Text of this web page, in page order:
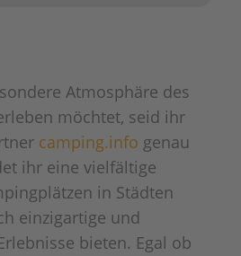
Atmosphäre des
möchtet, seid ihr
camping.info genau
ihr eine vielfältige
in Städten
einzigartige und
bieten. Egal ob